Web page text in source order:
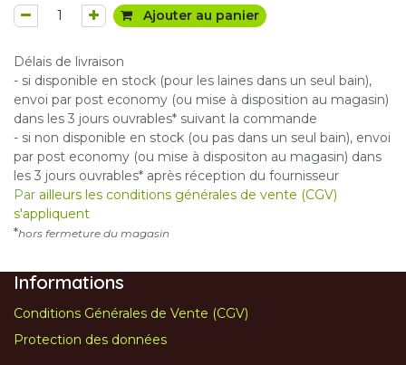
Ajouter au panier
Délais de livraison
- si disponible en stock (pour les laines dans un seul bain),
envoi par post economy (ou mise à disposition au magasin)
dans les 3 jours ouvrables* suivant la commande
- si non disponible en stock (ou pas dans un seul bain), envoi
par post economy (ou mise à dispositon au magasin) dans
les 3 jours ouvrables* après réception du fournisseur
Par ailleurs les conditions générales de vente (CGV)
s'appliquent
*hors fermeture du magasin
Informations
Conditions Générales de Vente (CGV)
Protection des données